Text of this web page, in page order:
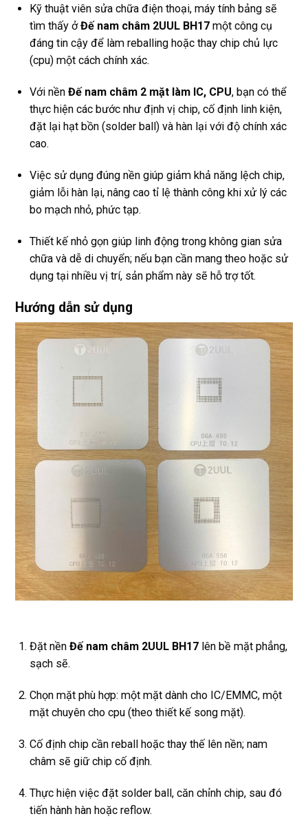
Kỹ thuật viên sửa chữa điện thoại, máy tính bảng sẽ
tìm thấy ởĐế nam châm 2UUL BH17 một công cụ
đáng tin cậy để làm reballing hoặc thay chip chủ lực
(cpu) một cách chính xác.
Với nền Đế nam châm 2 mặt làm IC, CPU, bạn có thể
thực hiện các bước như định vị chip, cố định linh kiện,
đặt lại hạt bồn (solder ball) và hàn lại với độ chính xác
cao.
Việc sử dụng đúng nền giúp giảm khả năng lệch chip,
giảm lỗi hàn lại, nâng cao tỉ lệ thành công khi xử lý các
bo mạch nhỏ, phức tạp.
Thiết kế nhỏ gọn giúp linh động trong không gian sửa
chữa và dễ di chuyển; nếu bạn cần mang theo hoặc sử
dụng tại nhiều vị trí, sản phẩm này sẽ hỗ trợ tốt.
Hướng dẫn sử dụng
Đặt nền Đế nam châm 2UUL BH17 lên bề mặt phẳng,
sạch sẽ.
Chọn mặt phù hợp: một mặt dành cho IC/EMMC, một
mặt chuyên cho cpu (theo thiết kế song mặt).
Cố định chip cần reball hoặc thay thế lên nền; nam
châm sẽ giữ chip cố định.
Thực hiện việc đặt solder ball, căn chỉnh chip, sau đó
tiến hành hàn hoặc reflow.